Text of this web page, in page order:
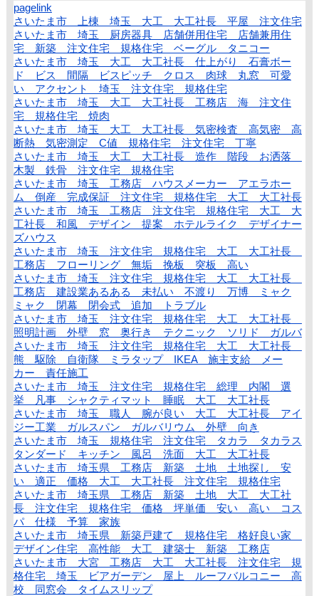
pagelink
さいたま市 上棟 埼玉 大工 大工社長 平屋 注文住宅
さいたま市 埼玉 厨房器具 店舗併用住宅 店舗兼用住
宅 新築 注文住宅 規格住宅 ベーグル タニコー
さいたま市 埼玉 大工 大工社長 仕上がり 石膏ボー
ド ビス 間隔 ビスピッチ クロス 肉球 丸窓 可愛
い アクセント 埼玉 注文住宅 規格住宅
さいたま市 埼玉 大工 大工社長 工務店 海 注文住
宅 規格住宅 焼肉
さいたま市 埼玉 大工 大工社長 気密検査 高気密 高
断熱 気密測定 C値 規格住宅 注文住宅 丁寧
さいたま市 埼玉 大工 大工社長 造作 階段 お洒落
木製 鉄骨 注文住宅 規格住宅
さいたま市 埼玉 工務店 ハウスメーカー アエラホー
ム 倒産 完成保証 注文住宅 規格住宅 大工 大工社長
さいたま市 埼玉 工務店 注文住宅 規格住宅 大工 大
工社長 和風 デザイン 提案 ホテルライク デザイナー
ズハウス
さいたま市 埼玉 注文住宅 規格住宅 大工 大工社長
工務店 フローリング 無垢 挽板 突板 高い
さいたま市 埼玉 注文住宅 規格住宅 大工 大工社長
工務店 建設業あるある 未払い 不渡り 万博 ミャク
ミャク 閉幕 閉会式 追加 トラブル
さいたま市 埼玉 注文住宅 規格住宅 大工 大工社長
照明計画 外壁 窓 奥行き テクニック ソリド ガルバ
さいたま市 埼玉 注文住宅 規格住宅 大工 大工社長
熊 駆除 自衛隊 ミラタップ IKEA 施主支給 メー
カー 責任施工
さいたま市 埼玉 注文住宅 規格住宅 総理 内閣 選
挙 凡事 シャクティマット 睡眠 大工 大工社長
さいたま市 埼玉 職人 腕が良い 大工 大工社長 アイ
ジー工業 ガルスパン ガルバリウム 外壁 向き
さいたま市 埼玉 規格住宅 注文住宅 タカラ タカラス
タンダード キッチン 風呂 洗面 大工 大工社長
さいたま市 埼玉県 工務店 新築 土地 土地探し 安
い 適正 価格 大工 大工社長 注文住宅 規格住宅
さいたま市 埼玉県 工務店 新築 土地 大工 大工社
長 注文住宅 規格住宅 価格 坪単価 安い 高い コス
パ 仕様 予算 家族
さいたま市 埼玉県 新築戸建て 規格住宅 格好良い家
デザイン住宅 高性能 大工 建築士 新築 工務店
さいたま市 大宮 工務店 大工 大工社長 注文住宅 規
格住宅 埼玉 ビアガーデン 屋上 ルーフバルコニー 高
校 同窓会 タイムスリップ